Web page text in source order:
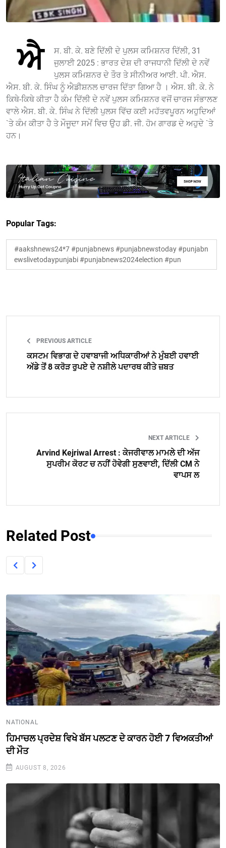
ਐ
ਸ. ਬੀ. ਕੇ. ਬਣੇ ਦਿੱਲੀ ਦੇ ਪੁਲਸ ਕਮਿਸ਼ਨਰ ਦਿੱਲੀ, 31
ਜੁਲਾਈ 2025 : ਭਾਰਤ ਦੇਸ਼ ਦੀ ਰਾਜਧਾਨੀ ਦਿੱਲੀ ਦੇ ਨਵੇਂ
ਪੁਲਸ ਕਮਿਸ਼ਨਰ ਦੇ ਤੌਰ ਤੇ ਸੀਨੀਅਰ ਆਈ. ਪੀ. ਐਸ.
ਐਸ. ਬੀ. ਕੇ. ਸਿੰਘ ਨੂੰ ਐਡੀਸ਼ਨਲ ਚਾਰਜ ਦਿੱਤਾ ਗਿਆ ਹੈ । ਐਸ. ਬੀ. ਕੇ. ਨੇ
ਕਿਥੇ-ਕਿਥੇ ਕੀਤਾ ਹੈ ਕੰਮ ਦਿੱਲੀ ਦੇ ਨਵੇਂ ਪੁਲਸ ਕਮਿਸ਼ਨਰ ਵਜੋਂ ਚਾਰਜ ਸੰਭਾਲਣ
ਵਾਲੇ ਐਸ. ਬੀ. ਕੇ. ਸਿੰਘ ਨੇ ਦਿੱਲੀ ਪੁਲਸ ਵਿੱਚ ਕਈ ਮਹੱਤਵਪੂਰਨ ਅਹੁਦਿਆਂ
`ਤੇ ਕੰਮ ਕੀਤਾ ਹੈ ਤੇ ਮੌਜੂਦਾ ਸਮੇਂ ਵਿਚ ਉਹ ਡੀ. ਜੀ. ਹੋਮ ਗਾਰਡ ਦੇ ਅਹੁਦੇ `ਤੇ
ਹਨ।
Popular Tags:
#aakshnews24*7 #punjabnews #punjabnewstoday #punjabn
ewslivetodaypunjabi #punjabnews2024election #pun
PREVIOUS ARTICLE
ਕਸਟਮ ਵਿਭਾਗ ਦੇ ਹਵਾਬਾਜੀ ਅਧਿਕਾਰੀਆਂ ਨੇ ਮੁੰਬਈ ਹਵਾਈ
ਅੱਡੇ ਤੋਂ 8 ਕਰੋੜ ਰੁਪਏ ਦੇ ਨਸ਼ੀਲੇ ਪਦਾਰਥ ਕੀਤੇ ਜ਼ਬਤ
NEXT ARTICLE
Arvind Kejriwal Arrest : ਕੇਜਰੀਵਾਲ ਮਾਮਲੇ ਦੀ ਅੱਜ
ਸੁਪਰੀਮ ਕੋਰਟ ਚ ਨਹੀਂ ਹੋਵੇਗੀ ਸੁਣਵਾਈ, ਦਿੱਲੀ CM ਨੇ
ਵਾਪਸ ਲ
Related Post
NATIONAL
ਹਿਮਾਚਲ ਪ੍ਰਦੇਸ਼ ਵਿਖੇ ਬੱਸ ਪਲਟਣ ਦੇ ਕਾਰਨ ਹੋਈ 7 ਵਿਅਕਤੀਆਂ
ਦੀ ਮੌਤ
AUGUST 8, 2026